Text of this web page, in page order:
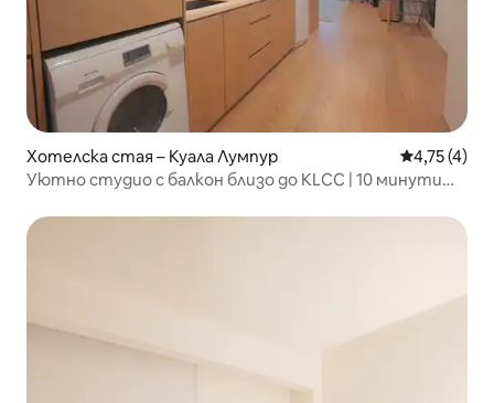
Хотелска стая – Куала Лумпур Средна
4,75 (4)
Уютно студио с балкон близо до KLCC | 10 минути